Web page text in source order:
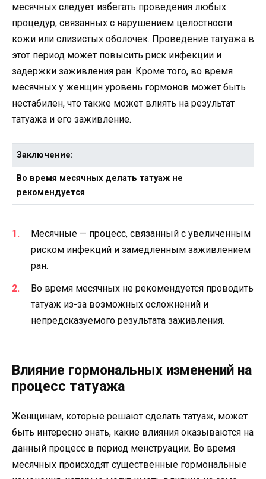
месячных следует избегать проведения любых
процедур, связанных с нарушением целостности
кожи или слизистых оболочек. Проведение татуажа в
этот период может повысить риск инфекции и
задержки заживления ран. Кроме того, во время
месячных у женщин уровень гормонов может быть
нестабилен, что также может влиять на результат
татуажа и его заживление.
Заключение:
Во время месячных делать татуаж не
рекомендуется
Месячные — процесс, связанный с увеличенным
риском инфекций и замедленным заживлением
ран.
Во время месячных не рекомендуется проводить
татуаж из-за возможных осложнений и
непредсказуемого результата заживления.
Влияние гормональных изменений на
процесс татуажа
Женщинам, которые решают сделать татуаж, может
быть интересно знать, какие влияния оказываются на
данный процесс в период менструации. Во время
месячных происходят существенные гормональные